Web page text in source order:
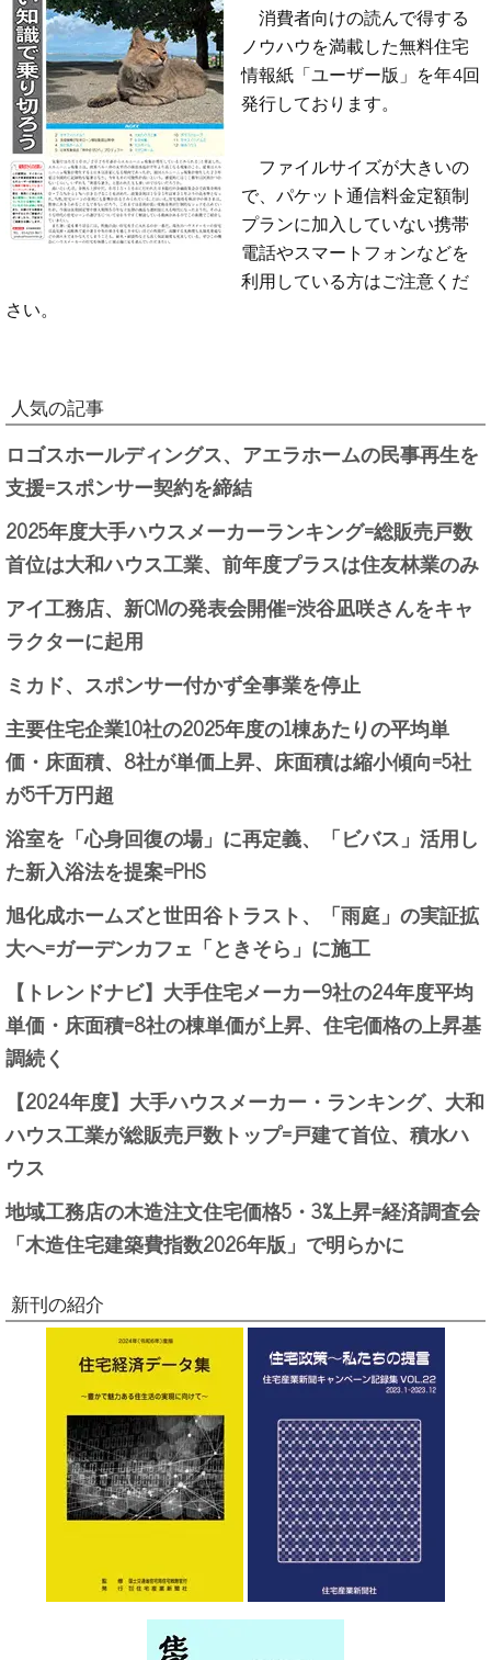
消費者向けの読んで得する
ノウハウを満載した無料住宅
情報紙「ユーザー版」を年4回
発行しております。
ファイルサイズが大きいの
で、パケット通信料金定額制
プランに加入していない携帯
電話やスマートフォンなどを
利用している方はご注意くだ
さい。
人気の記事
ロゴスホールディングス、アエラホームの民事再生を
支援=スポンサー契約を締結
2025年度大手ハウスメーカーランキング=総販売戸数
首位は大和ハウス工業、前年度プラスは住友林業のみ
アイ工務店、新CMの発表会開催=渋谷凪咲さんをキャ
ラクターに起用
ミカド、スポンサー付かず全事業を停止
主要住宅企業10社の2025年度の1棟あたりの平均単
価・床面積、8社が単価上昇、床面積は縮小傾向=5社
が5千万円超
浴室を「心身回復の場」に再定義、「ビバス」活用し
た新入浴法を提案=PHS
旭化成ホームズと世田谷トラスト、「雨庭」の実証拡
大へ=ガーデンカフェ「ときそら」に施工
【トレンドナビ】大手住宅メーカー9社の24年度平均
単価・床面積=8社の棟単価が上昇、住宅価格の上昇基
調続く
【2024年度】大手ハウスメーカー・ランキング、大和
ハウス工業が総販売戸数トップ=戸建て首位、積水ハ
ウス
地域工務店の木造注文住宅価格5・3%上昇=経済調査会
「木造住宅建築費指数2026年版」で明らかに
新刊の紹介